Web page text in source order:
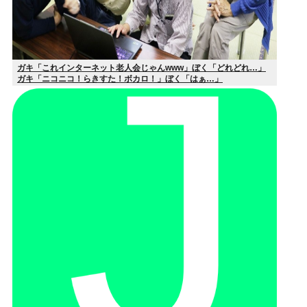
ガキ「これインターネット老人会じゃんwww」ぼく「どれどれ…」
ガキ「ニコニコ！らきすた！ボカロ！」ぼく「はぁ…」